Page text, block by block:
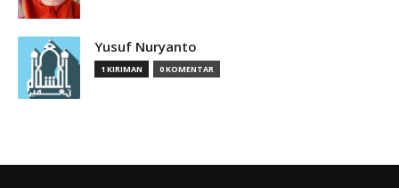
Yusuf Nuryanto
1 KIRIMAN 0 KOMENTAR